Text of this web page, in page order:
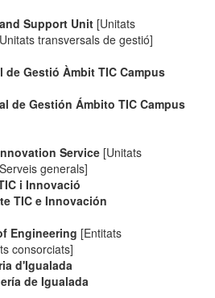
Support Unit [Unitats
transversals de gestió]
de Gestió Àmbit TIC Campus
de Gestión Ámbito TIC Campus
Service [Unitats
generals]
i Innovació
TIC e Innovación
Engineering [Entitats
consorciats]
d'Igualada
de Igualada